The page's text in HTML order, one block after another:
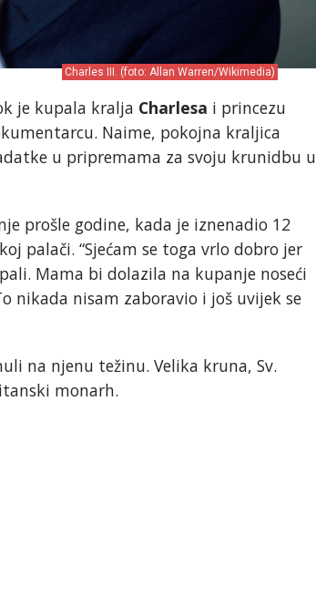
Charles III. (foto: Allan Warren/Wikimedia)
je kupala kralja Charlesa i princezu
Naime, pokojna kraljica
u pripremama za svoju krunidbu u
prošle godine, kada je iznenadio 12
palači. “Sjećam se toga vrlo dobro jer
Mama bi dolazila na kupanje noseći
nikada nisam zaboravio i još uvijek se
na njenu težinu. Velika kruna, Sv.
monarh.